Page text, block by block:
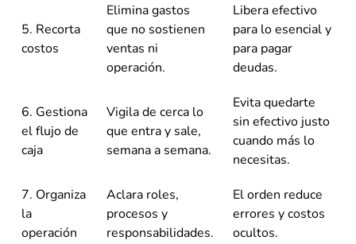
5. Recorta
costos
Elimina gastos
que no sostienen
ventas ni
operación.
Libera efectivo
para lo esencial y
para pagar
deudas.
6. Gestiona
el flujo de
caja
Vigila de cerca lo
que entra y sale,
semana a semana.
Evita quedarte
sin efectivo justo
cuando más lo
necesitas.
7. Organiza
la
operación
Aclara roles,
procesos y
responsabilidades.
El orden reduce
errores y costos
ocultos.